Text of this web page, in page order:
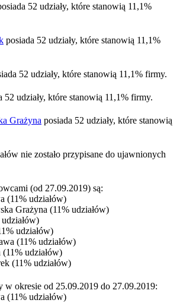
52 udziały, które stanowią 11,1%
posiada 52 udziały, które stanowią 11,1%
52 udziały, które stanowią 11,1% firmy.
52 udziały, które stanowią 11,1% firmy.
Grażyna posiada 52 udziały, które stanowią
nie zostało przypisane do ujawnionych
(od 27.09.2019) są:
(11% udziałów)
Grażyna (11% udziałów)
udziałów)
(11% udziałów)
(11% udziałów)
(11% udziałów)
w okresie od 25.09.2019 do 27.09.2019:
(11% udziałów)